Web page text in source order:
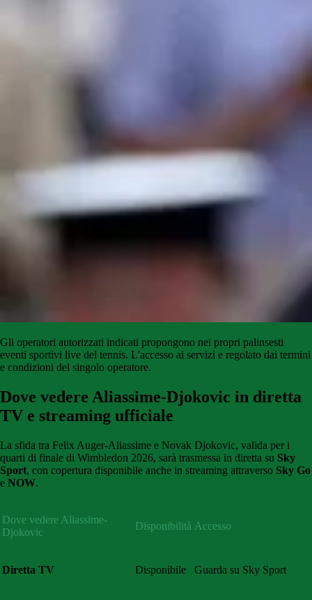
Gli operatori autorizzati indicati propongono nei propri palinsesti
eventi sportivi live del tennis. L'accesso ai servizi e regolato dai termini
e condizioni del singolo operatore.
Dove vedere Aliassime-Djokovic in diretta
TV e streaming ufficiale
La sfida tra Felix Auger-Aliassime e Novak Djokovic, valida per i
quarti di finale di Wimbledon 2026, sarà trasmessa in diretta su Sky
Sport, con copertura disponibile anche in streaming attraverso Sky Go
e NOW.
Dove vedere Aliassime-
Djokovic
Disponibilità Accesso
Diretta TV Disponibile Guarda su Sky Sport